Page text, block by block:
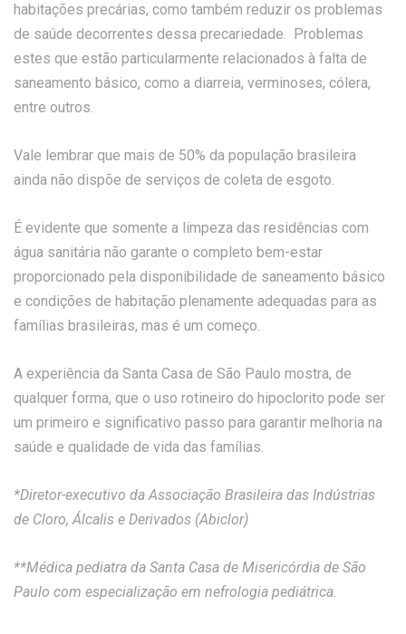
habitações precárias, como também reduzir os problemas
de saúde decorrentes dessa precariedade. Problemas
estes que estão particularmente relacionados à falta de
saneamento básico, como a diarreia, verminoses, cólera,
entre outros.
Vale lembrar que mais de 50% da população brasileira
ainda não dispõe de serviços de coleta de esgoto.
É evidente que somente a limpeza das residências com
água sanitária não garante o completo bem-estar
proporcionado pela disponibilidade de saneamento básico
e condições de habitação plenamente adequadas para as
famílias brasileiras, mas é um começo.
A experiência da Santa Casa de São Paulo mostra, de
qualquer forma, que o uso rotineiro do hipoclorito pode ser
um primeiro e significativo passo para garantir melhoria na
saúde e qualidade de vida das famílias.
*Diretor-executivo daAssociação Brasileira das Indústrias
de Cloro, Álcalis e Derivados (Abiclor)
**Médica pediatra da Santa Casa de Misericórdia de São
Paulo com especialização em nefrologia pediátrica.